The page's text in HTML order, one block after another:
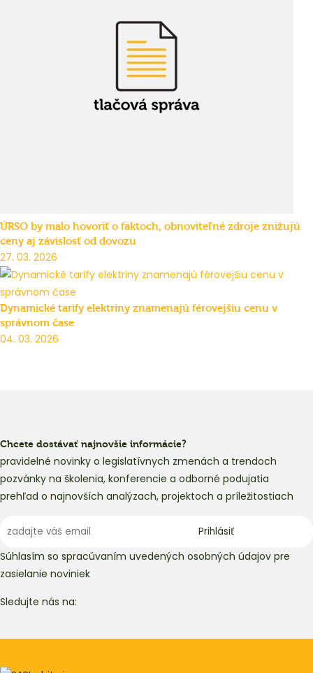
ÚRSO by malo hovoriť o faktoch, obnoviteľné zdroje znižujú
ceny aj závislosť od dovozu
27. 03. 2026
Dynamické tarify elektriny znamenajú férovejšiu cenu v
správnom čase
04. 03. 2026
Chcete dostávať najnovšie informácie?
pravidelné novinky o legislatívnych zmenách a trendoch
pozvánky na školenia, konferencie a odborné podujatia
prehľad o najnovších analýzach, projektoch a príležitostiach
Súhlasím so spracúvaním uvedených osobných údajov pre
zasielanie noviniek
Sledujte nás na: